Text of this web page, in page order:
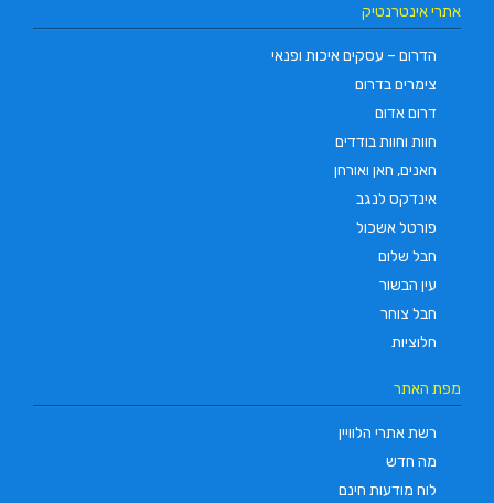
אתרי אינטרנטיק
הדרום – עסקים איכות ופנאי
צימרים בדרום
דרום אדום
חוות וחוות בודדים
חאנים, חאן ואורחן
אינדקס לנגב
פורטל אשכול
חבל שלום
עין הבשור
חבל צוחר
חלוציות
מפת האתר
רשת אתרי הלוויין
מה חדש
לוח מודעות חינם